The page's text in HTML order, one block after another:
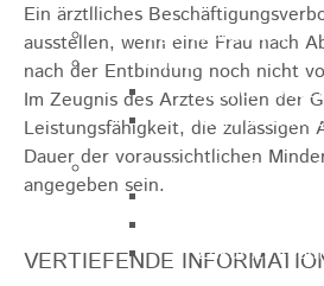
Jugendparlament
Wahlen
Wahlen
Nachhaltige
Zukunfts Team
Ein ärztlliches
ausstellen, wenn eine Frau nach
nach der Entbindung noch nicht
Im Zeugnis des Arztes sollen der
Leistungsfähigkeit, die zulässigen
Dauer der voraussichtlichen
angegeben sein.
VERTIEFENDE